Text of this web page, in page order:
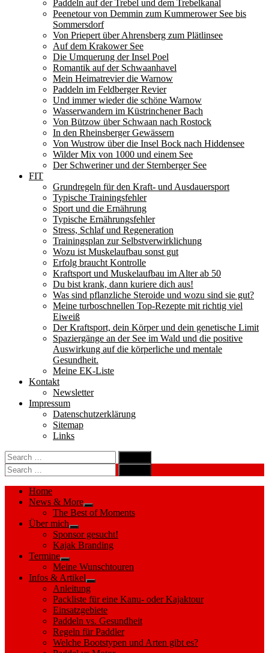
Paddeln auf der Trebel und dem Trebelkanal
Peenetour von Demmin zum Kummerower See bis
Sommersdorf
Von Priepert über Ahrensberg zum Plätlinsee
Auf dem Krakower See
Die Umquerung der Insel Poel
Romantik auf der Schwaanhavel
Mein Heimatrevier die Warnow
Paddeln im Feldberger Revier
Und immer wieder die schöne Warnow
Wasserwandern im Küstrinchener Bach
Von Bützow über Schwaan nach Rostock
In den Rheinsberger Gewässern
Von Wustrow über die Insel Bock nach Hiddensee
Wilder Mix von 1000 und einem See
Der Schweriner und der Sternberger See
FIT
Grundregeln für den Kraft- und Ausdauersport
Typische Trainingsfehler
Sport und die Ernährung
Typische Ernährungsfehler
Stress, Schlaf und Regeneration
Trainingsplan zur Selbstverwirklichung
Wozu ist Muskelaufbau sonst gut
Erfolg braucht Kontrolle
Kraftsport und Muskelaufbau im Alter ab 50
Du bist krank, dann kuriere dich aus!
Was sind pflanzliche Steroide und wozu sind sie gut?
Meine turboschnellen Top-Rezepte mit richtig viel
Eiweiß
Der Kraftsport, dein Körper und dein genetische Limit
Spaziergänge an der See im Wald und die positive
Auswirkung auf die körperliche und mentale
Gesundheit.
Meine EK-Liste
Kontakt
Newsletter
Impressum
Datenschutzerklärung
Sitemap
Links
Search
for:
Search
Search
for:
Search
Home
News & More
Show
sub
The Best of Moments
Über mich
Show
sub
menu
Sponsor gesucht!
Kajak Branding
Termine
Show
sub
menu
Meine Wunschtouren
Infos & Artikel
Show
sub
menu
Anleitung
Packliste für eine Kanu- oder Kajaktour
Einsatzgebiete
Paddeln vs. Gesundheit
Regeln für Paddler
Welche Bootstypen und Arten gibt es?